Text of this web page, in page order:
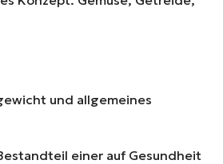
und allgemeines
einer auf Gesundheit